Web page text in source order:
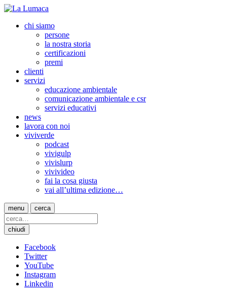
chi siamo
persone
la nostra storia
certificazioni
premi
clienti
servizi
educazione ambientale
comunicazione ambientale e csr
servizi educativi
news
lavora con noi
viviverde
podcast
vivigulp
vivislurp
vivivideo
fai la cosa giusta
vai all’ultima edizione…
menu cerca
chiudi
Facebook
Twitter
YouTube
Instagram
Linkedin